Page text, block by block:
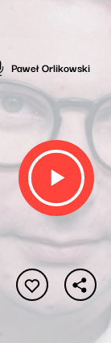
Paweł Orlikowski